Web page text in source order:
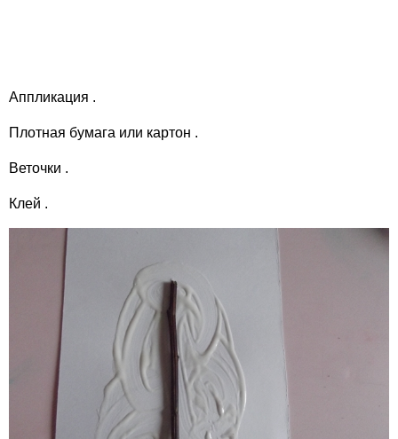
Аппликация .
Плотная бумага или картон .
Веточки .
Клей .